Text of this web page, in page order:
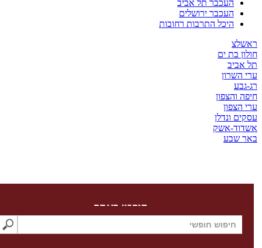
העכבר תל אביב
העכבר ירושלים
היכל התרבות רחובות
בת ים
ונדלן
אשק
חיפוש באתר